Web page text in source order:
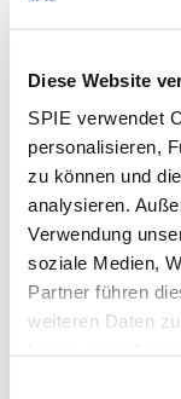
Diese Website
SPIE verwendet
personalisieren,
zu können und
analysieren.
Verwendung
soziale Medien,
Partner führen
weiteren Daten
Die richtige
Präsenz und
Das kleine
Stimm- und
Erhöhte
Ausdruck
Im Kunden-
Umgang mit
Stress